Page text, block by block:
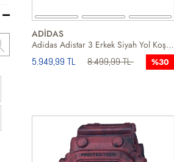
ADİDAS
Adidas Adistar 3 Erkek Siyah Yol Koşusu Ayakkabısı
5.949,99 TL 8.499,99 TL %30